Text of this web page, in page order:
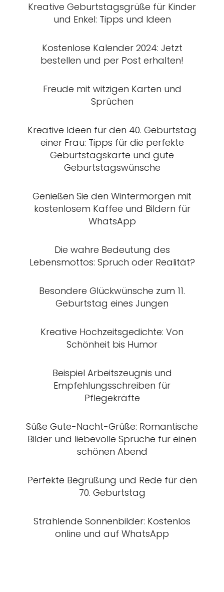
Kreative Geburtstagsgrüße für Kinder
und Enkel: Tipps und Ideen
Kostenlose Kalender 2024: Jetzt
bestellen und per Post erhalten!
Freude mit witzigen Karten und
Sprüchen
Kreative Ideen für den 40. Geburtstag
einer Frau: Tipps für die perfekte
Geburtstagskarte und gute
Geburtstagswünsche
Genießen Sie den Wintermorgen mit
kostenlosem Kaffee und Bildern für
WhatsApp
Die wahre Bedeutung des
Lebensmottos: Spruch oder Realität?
Besondere Glückwünsche zum 11.
Geburtstag eines Jungen
Kreative Hochzeitsgedichte: Von
Schönheit bis Humor
Beispiel Arbeitszeugnis und
Empfehlungsschreiben für
Pflegekräfte
Süße Gute-Nacht-Grüße: Romantische
Bilder und liebevolle Sprüche für einen
schönen Abend
Perfekte Begrüßung und Rede für den
70. Geburtstag
Strahlende Sonnenbilder: Kostenlos
online und auf WhatsApp